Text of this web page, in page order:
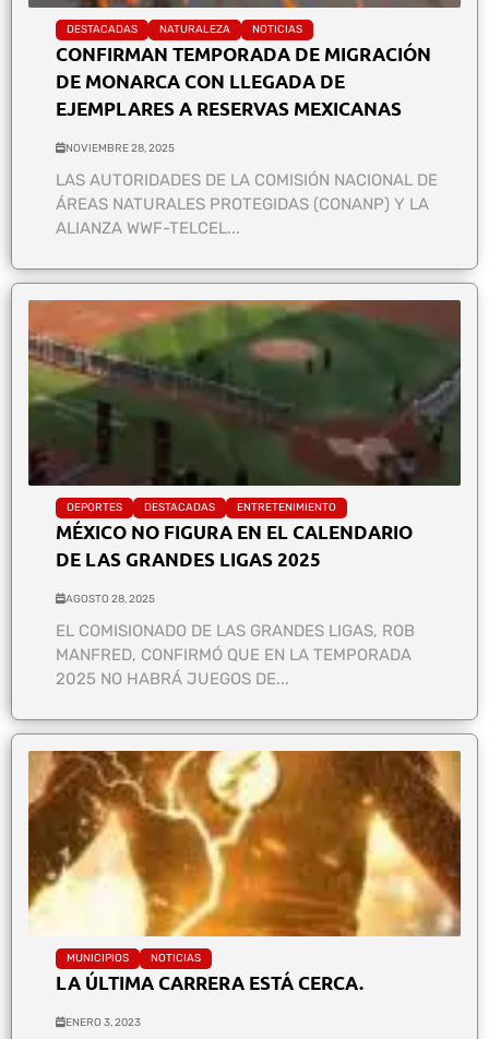
DESTACADAS NATURALEZA NOTICIAS
CONFIRMAN TEMPORADA DE MIGRACIÓN
DE MONARCA CON LLEGADA DE
EJEMPLARES A RESERVAS MEXICANAS
NOVIEMBRE 28, 2025
LAS AUTORIDADES DE LA COMISIÓN NACIONAL DE
ÁREAS NATURALES PROTEGIDAS (CONANP) Y LA
ALIANZA WWF-TELCEL...
DEPORTES DESTACADAS ENTRETENIMIENTO
MÉXICO NO FIGURA EN EL CALENDARIO
DE LAS GRANDES LIGAS 2025
AGOSTO 28, 2025
EL COMISIONADO DE LAS GRANDES LIGAS, ROB
MANFRED, CONFIRMÓ QUE EN LA TEMPORADA
2025 NO HABRÁ JUEGOS DE...
MUNICIPIOS NOTICIAS
LA ÚLTIMA CARRERA ESTÁ CERCA.
ENERO 3, 2023